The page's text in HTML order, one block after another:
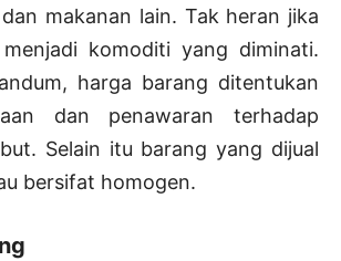
makanan lain. Tak heran jika
komoditi yang diminati.
harga barang ditentukan
dan penawaran terhadap
Selain itu barang yang dijual
bersifat homogen.